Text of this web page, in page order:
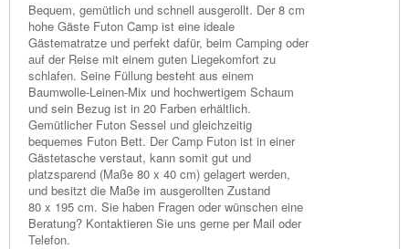
Bequem, gemütlich und schnell ausgerollt. Der 8 cm
hohe Gäste Futon Camp ist eine ideale
Gästematratze und perfekt dafür, beim Camping oder
auf der Reise mit einem guten Liegekomfort zu
schlafen. Seine Füllung besteht aus einem
Baumwolle-Leinen-Mix und hochwertigem Schaum
und sein Bezug ist in 20 Farben erhältlich.
Gemütlicher Futon Sessel und gleichzeitig
bequemes Futon Bett. Der Camp Futon ist in einer
Gästetasche verstaut, kann somit gut und
platzsparend (Maße 80 x 40 cm) gelagert werden,
und besitzt die Maße im ausgerollten Zustand
80 x 195 cm. Sie haben Fragen oder wünschen eine
Beratung? Kontaktieren Sie uns gerne per Mail oder
Telefon.